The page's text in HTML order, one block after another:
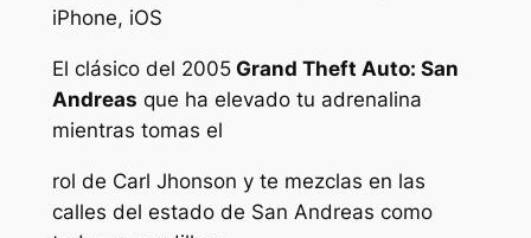
iPhone, iOS
El clásico del 2005Grand Theft Auto: San
Andreas que ha elevado tu adrenalina
mientras tomas el
rol de Carl Jhonson y te mezclas en las
calles del estado de San Andreas como